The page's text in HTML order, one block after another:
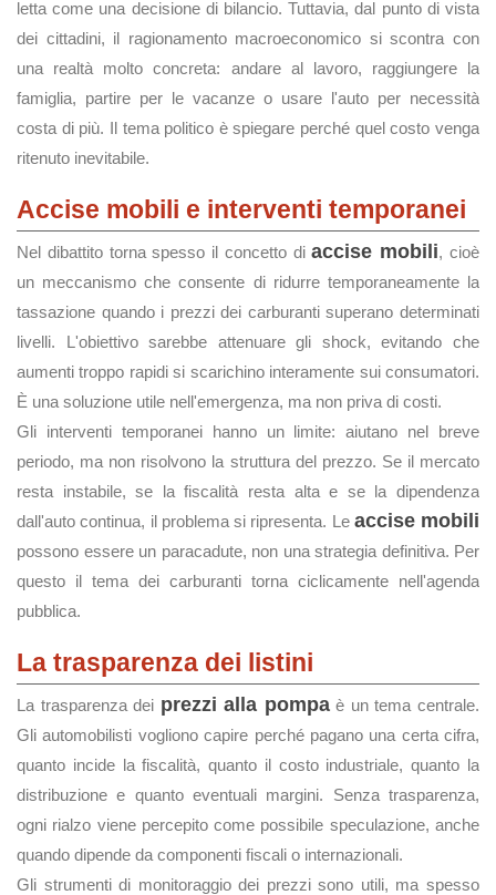
letta come una decisione di bilancio. Tuttavia, dal punto di vista
dei cittadini, il ragionamento macroeconomico si scontra con
una realtà molto concreta: andare al lavoro, raggiungere la
famiglia, partire per le vacanze o usare l'auto per necessità
costa di più. Il tema politico è spiegare perché quel costo venga
ritenuto inevitabile.
Accise mobili e interventi temporanei
Nel dibattito torna spesso il concetto diaccise mobili, cioè
un meccanismo che consente di ridurre temporaneamente la
tassazione quando i prezzi dei carburanti superano determinati
livelli. L'obiettivo sarebbe attenuare gli shock, evitando che
aumenti troppo rapidi si scarichino interamente sui consumatori.
È una soluzione utile nell'emergenza, ma non priva di costi.
Gli interventi temporanei hanno un limite: aiutano nel breve
periodo, ma non risolvono la struttura del prezzo. Se il mercato
resta instabile, se la fiscalità resta alta e se la dipendenza
dall'auto continua, il problema si ripresenta. Le accise mobili
possono essere un paracadute, non una strategia definitiva. Per
questo il tema dei carburanti torna ciclicamente nell'agenda
pubblica.
La trasparenza dei listini
La trasparenza dei prezzi alla pompaè un tema centrale.
Gli automobilisti vogliono capire perché pagano una certa cifra,
quanto incide la fiscalità, quanto il costo industriale, quanto la
distribuzione e quanto eventuali margini. Senza trasparenza,
ogni rialzo viene percepito come possibile speculazione, anche
quando dipende da componenti fiscali o internazionali.
Gli strumenti di monitoraggio dei prezzi sono utili, ma spesso